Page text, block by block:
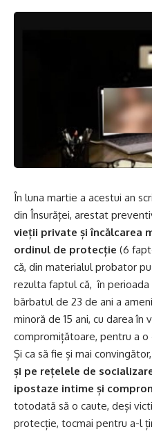
În luna martie a acestui an
din Însurăței, arestat
vieții private și încălcarea
ordinul de protecție (6
că, din materialul probator
rezulta faptul că, în
bărbatul de 23 de ani a
minoră de 15 ani, cu darea
compromițătoare, pentru a
Și ca să fie și mai convingător,
și pe rețelele de
ipostaze intime și
totodată să o caute, deși
protecție, tocmai pentru a-l